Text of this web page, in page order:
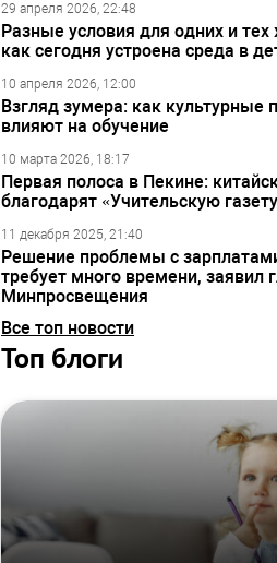
29 апреля 2026, 22:48
Разные условия для одних и тех
как сегодня устроена среда в
10 апреля 2026, 12:00
Взгляд зумера: как культурные
влияют на обучение
10 марта 2026, 18:17
Первая полоса в Пекине:
благодарят «Учительскую
11 декабря 2025, 21:40
Решение проблемы с
требует много времени, заявил
Минпросвещения
Все топ новости
Топ блоги